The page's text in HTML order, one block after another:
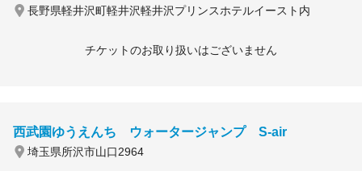
長野県軽井沢町軽井沢軽井沢プリンスホテルイースト内
チケットのお取り扱いはございません
西武園ゆうえんち ウォータージャンプ S-air
埼玉県所沢市山口2964